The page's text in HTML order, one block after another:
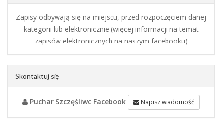
Zapisy odbywają się na miejscu, przed rozpoczęciem danej
kategorii lub elektronicznie (więcej informacji na temat
zapisów elektronicznych na naszym facebooku)
Skontaktuj się
Puchar Szczęśliwc Facebook Napisz wiadomość